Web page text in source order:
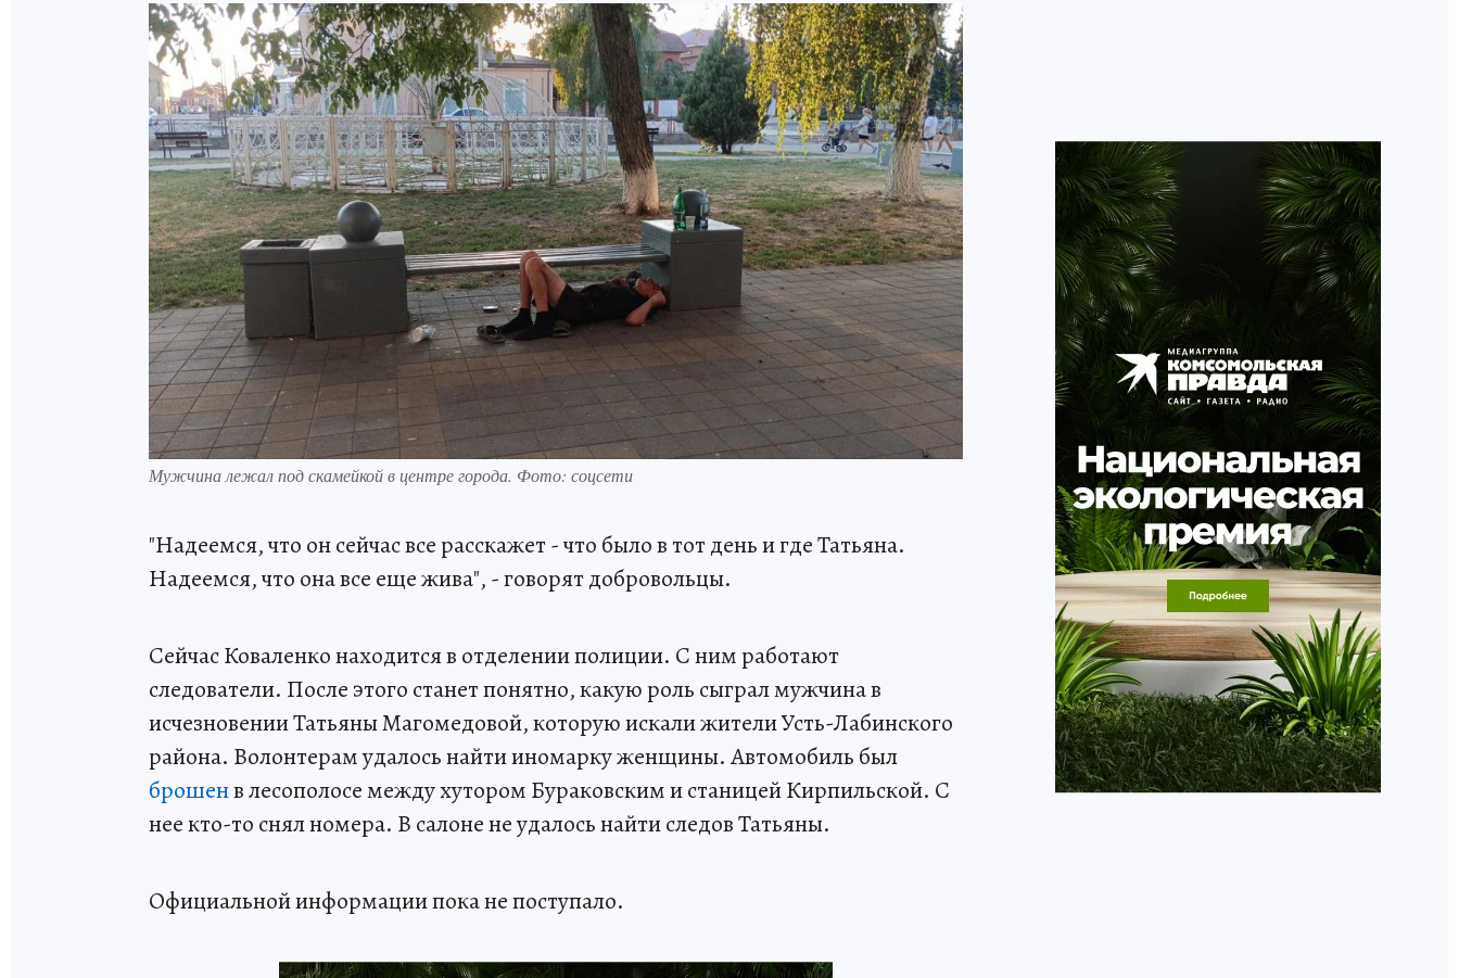
Мужчина лежал под скамейкой в центре города. Фото: соцсети
"Надеемся, что он сейчас все расскажет - что было в тот день и где Татьяна.
Надеемся, что она все еще жива", - говорят добровольцы.
Сейчас Коваленко находится в отделении полиции. С ним работают
следователи. После этого станет понятно, какую роль сыграл мужчина в
исчезновении Татьяны Магомедовой, которую искали жители Усть-Лабинского
района. Волонтерам удалось найти иномарку женщины. Автомобиль был
брошенв лесополосе между хутором Бураковским и станицей Кирпильской. С
нее кто-то снял номера. В салоне не удалось найти следов Татьяны.
Официальной информации пока не поступало.